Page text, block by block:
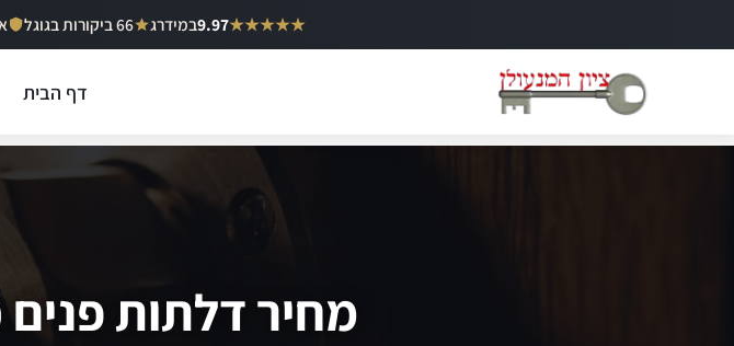
לתוכן
★★★★★
9.97במידרג 66 ביקורות בגוגל
דף הבית
מחיר דלתות